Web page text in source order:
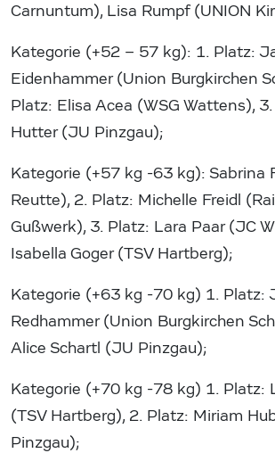
Carnuntum), Lisa Rumpf (UNION
Kategorie (+52 – 57 kg): 1. Platz:
Eidenhammer (Union Burgkirchen
Platz: Elisa Acea (WSG Wattens),
Hutter (JU Pinzgau);
Kategorie (+57 kg -63 kg): Sabrina
Reutte), 2. Platz: Michelle Freidl
Gußwerk), 3. Platz: Lara Paar (JC
Isabella Goger (TSV Hartberg);
Kategorie (+63 kg -70 kg) 1. Platz:
Redhammer (Union Burgkirchen
Alice Schartl (JU Pinzgau);
Kategorie (+70 kg -78 kg) 1. Platz:
(TSV Hartberg), 2. Platz: Miriam
Pinzgau);